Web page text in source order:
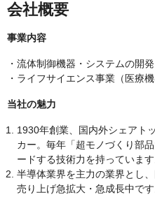
会社概要
事業内容
・流体制御機器・システムの開
・ライフサイエンス事業（医療
当社の魅力
1930年創業、国内外シェアト
カー。毎年「超モノづくり部
ードする技術力を持っています
半導体業界を主力の業界とし
売り上げ急拡大・急成長中で